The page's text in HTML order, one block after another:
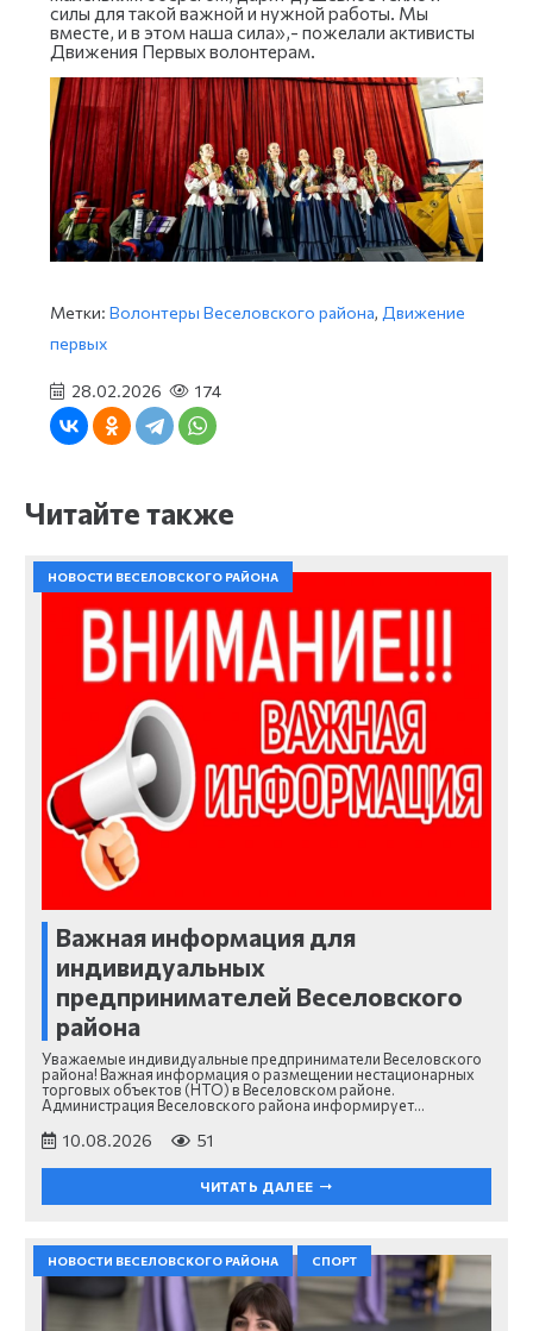
силы для такой важной и нужной работы. Мы
вместе, и в этом наша сила»,- пожелали активисты
Движения Первых волонтерам.
Метки: Волонтеры Веселовского района, Движение
первых
28.02.2026 174
Читайте также
НОВОСТИ ВЕСЕЛОВСКОГО РАЙОНА
Важная информация для
индивидуальных
предпринимателей Веселовского
района
Уважаемые индивидуальные предприниматели Веселовского
района! Важная информация о размещении нестационарных
торговых объектов (НТО) в Веселовском районе.
Администрация Веселовского района информирует…
10.08.2026 51
ЧИТАТЬ ДАЛЕЕ
НОВОСТИ ВЕСЕЛОВСКОГО РАЙОНА СПОРТ